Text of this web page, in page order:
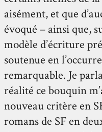
aisément, et que
évoqué – ainsi que,
modèle d’écriture
soutenue en
remarquable. Je
réalité ce bouquin
nouveau critère en
romans de SF en